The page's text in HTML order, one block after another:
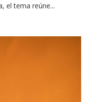
el tema reúne...